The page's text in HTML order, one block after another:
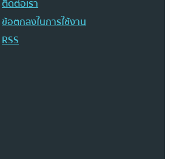
ติดต่อเรา
ข้อตกลงในการใช้งาน
RSS